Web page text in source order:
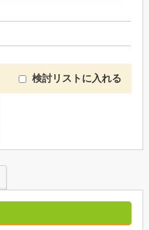
検討リストに入れる